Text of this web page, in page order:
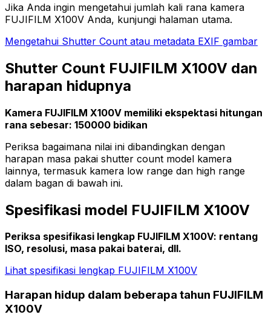
Jika Anda ingin mengetahui jumlah kali rana kamera
FUJIFILM X100V Anda, kunjungi halaman utama.
Mengetahui Shutter Count atau metadata EXIF gambar
Shutter Count FUJIFILM X100V dan
harapan hidupnya
Kamera FUJIFILM X100V memiliki ekspektasi hitungan
rana sebesar: 150000 bidikan
Periksa bagaimana nilai ini dibandingkan dengan
harapan masa pakai shutter count model kamera
lainnya, termasuk kamera low range dan high range
dalam bagan di bawah ini.
Spesifikasi model FUJIFILM X100V
Periksa spesifikasi lengkap FUJIFILM X100V: rentang
ISO, resolusi, masa pakai baterai, dll.
Lihat spesifikasi lengkap FUJIFILM X100V
Harapan hidup dalam beberapa tahun FUJIFILM
X100V